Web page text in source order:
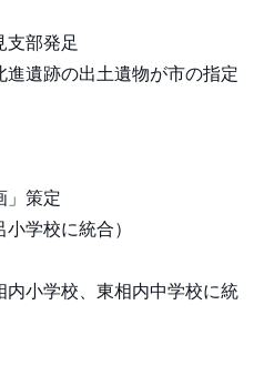
校
の会北見支部発足
進遺跡の出土遺物が市の指定
長期計画」策定
常呂小学校に統合）
内小学校、東相内中学校に統
開館